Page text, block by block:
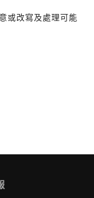
或改寫及處理可能